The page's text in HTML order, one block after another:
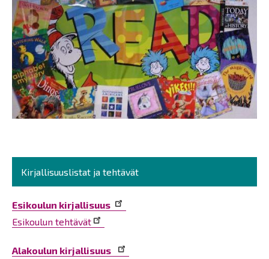
Kirjallisuuslistat ja tehtävät
Esikoulun kirjallisuus
Esikoulun tehtävät
Alakoulun kirjallisuus